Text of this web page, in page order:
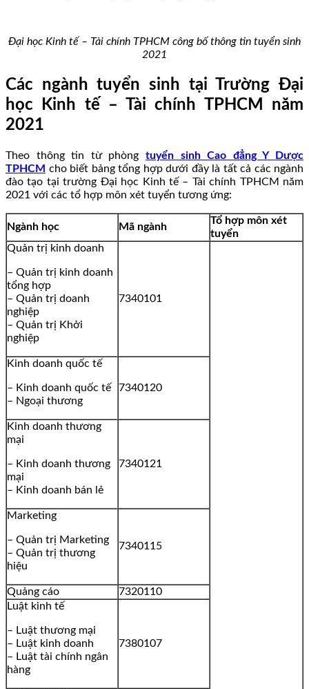
Đại học Kinh tế – Tài chính TPHCM công bố thông tin tuyển sinh
2021
Các ngành tuyển sinh tại Trường Đại
học Kinh tế – Tài chính TPHCM năm
2021
Theo thông tin từ phòng tuyển sinh Cao đẳng Y Dược
TPHCM cho biết bảng tổng hợp dưới đầy là tất cả các ngành
đào tạo tại trường Đại học Kinh tế – Tài chính TPHCM năm
2021 với các tổ hợp môn xét tuyển tương ứng:
Ngành học Mã ngành
Tổ hợp môn xét
tuyển
Quản trị kinh doanh
– Quản trị kinh doanh
tổng hợp
– Quản trị doanh
nghiệp
– Quản trị Khởi
nghiệp
7340101
Kinh doanh quốc tế
– Kinh doanh quốc tế
– Ngoại thương
7340120
Kinh doanh thương
mại
– Kinh doanh thương
mại
– Kinh doanh bán lẻ
7340121
Marketing
– Quản trị Marketing
– Quản trị thương
hiệu
7340115
Quảng cáo
7320110
Luật kinh tế
– Luật thương mại
– Luật kinh doanh
– Luật tài chính ngân
hàng
7380107